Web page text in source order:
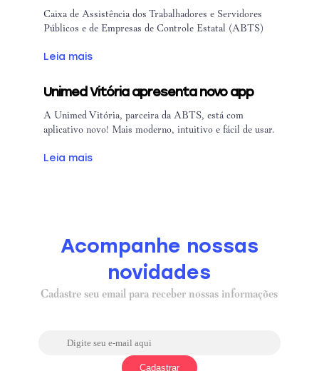
Caixa de Assistência dos Trabalhadores e Servidores
Públicos e de Empresas de Controle Estatal (ABTS)
Leia mais
Unimed Vitória apresenta novo app
A Unimed Vitória, parceira da ABTS, está com
aplicativo novo! Mais moderno, intuitivo e fácil de usar.
Leia mais
Acompanhe nossas
novidades
Cadastre seu email para receber nossas informações